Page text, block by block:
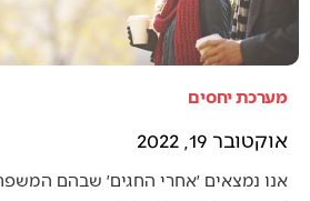
מערכת יחסים
אוקטובר 19, 2022
אנו נמצאים ׳אחרי החגים׳ שבהם